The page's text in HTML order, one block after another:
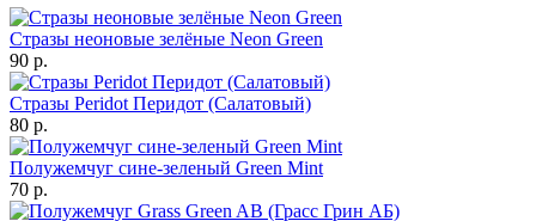
Стразы неоновые зелёные Neon Green
90 р.
Стразы Peridot Перидот (Салатовый)
80 р.
Полужемчуг сине-зеленый Green Mint
70 р.